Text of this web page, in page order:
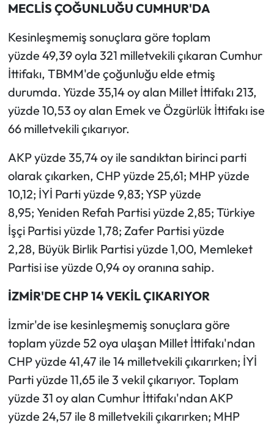
MECLİS ÇOĞUNLUĞU CUMHUR'DA
Kesinleşmemiş sonuçlara göre toplam
yüzde 49,39 oyla 321 milletvekili çıkaran Cumhur
İttifakı, TBMM'de çoğunluğu elde etmiş
durumda. Yüzde 35,14 oy alan Millet İttifakı 213,
yüzde 10,53 oy alan Emek ve Özgürlük İttifakı ise
66 milletvekili çıkarıyor.
AKP yüzde 35,74 oy ile sandıktan birinci parti
olarak çıkarken, CHP yüzde 25,61; MHP yüzde
10,12; İYİ Parti yüzde 9,83; YSP yüzde
8,95; Yeniden Refah Partisi yüzde 2,85; Türkiye
İşçi Partisi yüzde 1,78; Zafer Partisi yüzde
2,28, Büyük Birlik Partisi yüzde 1,00, Memleket
Partisi ise yüzde 0,94 oy oranına sahip.
İZMİR'DE CHP 14 VEKİL ÇIKARIYOR
İzmir'de ise kesinleşmemiş sonuçlara göre
toplam yüzde 52 oya ulaşan Millet İttifakı'ndan
CHP yüzde 41,47 ile 14 milletvekili çıkarırken; İYİ
Parti yüzde 11,65 ile 3 vekil çıkarıyor. Toplam
yüzde 31 oy alan Cumhur İttifakı'ndan AKP
yüzde 24,57 ile 8 milletvekili çıkarırken; MHP